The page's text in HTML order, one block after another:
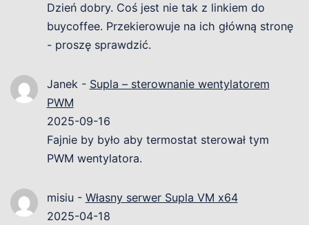
Dzień dobry. Coś jest nie tak z linkiem do
buycoffee. Przekierowuje na ich główną stronę
- proszę sprawdzić.
Janek- Supla – sterownanie wentylatorem
PWM
2025-09-16
Fajnie by było aby termostat sterował tym
PWM wentylatora.
misiu- Własny serwer Supla VM x64
2025-04-18